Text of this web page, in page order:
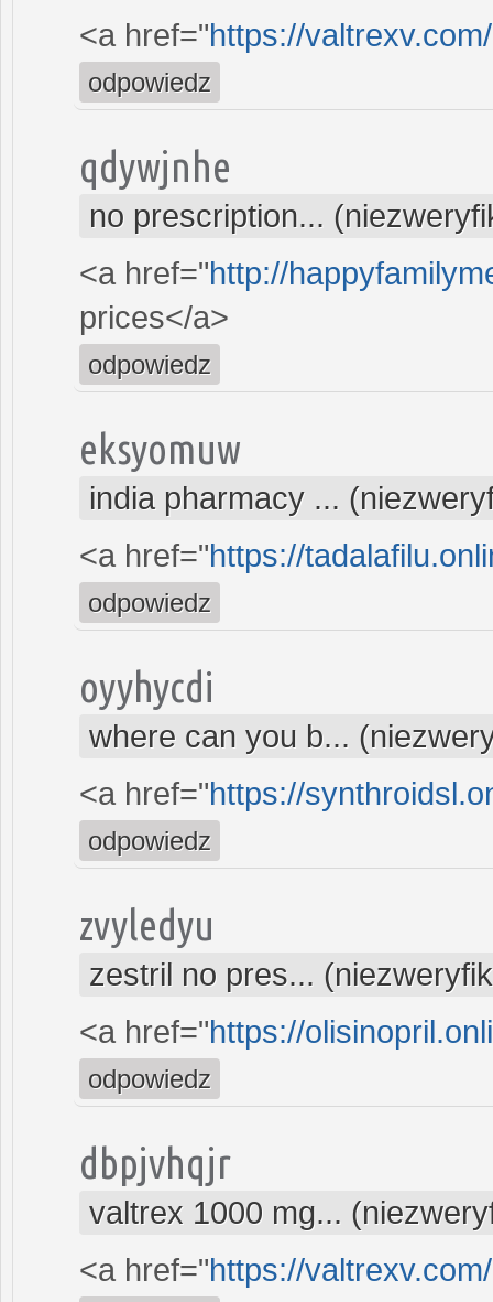
<a href="https://
odpowiedz
qdywjnhe
no prescription...
<a href="http://
prices</a>
odpowiedz
eksyomuw
india pharmacy ...
<a href="https://
odpowiedz
oyyhycdi
where can you b...
<a href="https://
odpowiedz
zvyledyu
zestril no pres...
<a href="https://
odpowiedz
dbpjvhqjr
valtrex 1000 mg...
<a href="https://